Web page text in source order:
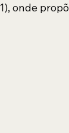
onde